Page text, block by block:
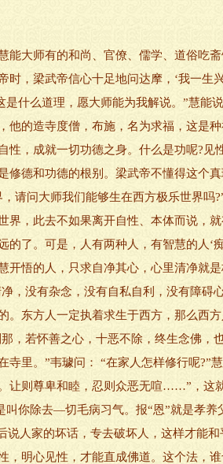
大师有的和尚、官僚、儒学、道俗吃
，梁武帝信心十足地问达摩，‘我一生
是什么道理，愿大师能为我解说。”慧能
他的造寺度僧，布施，名为求福，这是
性，成就一切功德之身。什么是功呢?
德和功德的根别。梁武帝不懂得这个
请问大师我们能够生在西方极乐世界吗
界，此去不如果离开自性、本体而说，
了。可是，人有两种人，有智慧的人‘
开悟的人，只求自净其心，心里清净就
，没有杂念，没有自私自利，没有障碍
东方人一定执着求生于西方，那么西
，若怀善之心，十恶不除，终生念佛，
里。”韦璩问： “在家人怎样修行呢?”
让则尊卑和睦，忍则众恶无喧……”，这
叫你除去—切毛病习气。报“恩”就是孝
说人家的坏话，专去破坏人，这样才能
，明心见性，才能直成佛道。这个法，